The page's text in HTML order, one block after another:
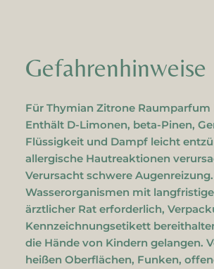
Gefahrenhinweise
Für Thymian Zitrone Raumparfum
Enthält D-Limonen, beta-Pinen,
Flüssigkeit und Dampf leicht
allergische Hautreaktionen
Verursacht schwere
Wasserorganismen mit
ärztlicher Rat erforderlich,
Kennzeichnungsetikett
die Hände von Kindern gelangen.
heißen Oberflächen, Funken,